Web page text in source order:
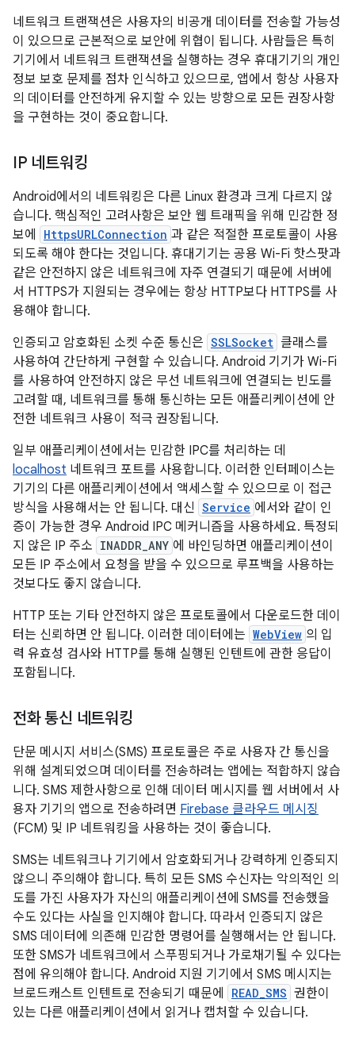
네트워크 트랜잭션은 사용자의 비공개 데이터를 전송할 가능성
이 있으므로 근본적으로 보안에 위협이 됩니다. 사람들은 특히
기기에서 네트워크 트랜잭션을 실행하는 경우 휴대기기의 개인
정보 보호 문제를 점차 인식하고 있으므로, 앱에서 항상 사용자
의 데이터를 안전하게 유지할 수 있는 방향으로 모든 권장사항
을 구현하는 것이 중요합니다.
IP 네트워킹
Android에서의 네트워킹은 다른 Linux 환경과 크게 다르지 않
습니다. 핵심적인 고려사항은 보안 웹 트래픽을 위해 민감한 정
보에
HttpsURLConnection 과 같은 적절한 프로토콜이 사용
되도록 해야 한다는 것입니다. 휴대기기는 공용 Wi-Fi 핫스팟과
같은 안전하지 않은 네트워크에 자주 연결되기 때문에 서버에
서 HTTPS가 지원되는 경우에는 항상 HTTP보다 HTTPS를 사
용해야 합니다.
인증되고 암호화된 소켓 수준 통신은 SSLSocket 클래스를
사용하여 간단하게 구현할 수 있습니다. Android 기기가 Wi-Fi
를 사용하여 안전하지 않은 무선 네트워크에 연결되는 빈도를
고려할 때, 네트워크를 통해 통신하는 모든 애플리케이션에 안
전한 네트워크 사용이 적극 권장됩니다.
일부 애플리케이션에서는 민감한 IPC를 처리하는 데
localhost 네트워크 포트를 사용합니다. 이러한 인터페이스는
기기의 다른 애플리케이션에서 액세스할 수 있으므로 이 접근
방식을 사용해서는 안 됩니다. 대신 Service 에서와 같이 인
증이 가능한 경우 Android IPC 메커니즘을 사용하세요. 특정되
지 않은 IP 주소 INADDR_ANY 에 바인딩하면 애플리케이션이
모든 IP 주소에서 요청을 받을 수 있으므로 루프백을 사용하는
것보다도 좋지 않습니다.
HTTP 또는 기타 안전하지 않은 프로토콜에서 다운로드한 데이
터는 신뢰하면 안 됩니다. 이러한 데이터에는 WebView 의 입
력 유효성 검사와 HTTP를 통해 실행된 인텐트에 관한 응답이
포함됩니다.
전화 통신 네트워킹
단문 메시지 서비스(SMS) 프로토콜은 주로 사용자 간 통신을
위해 설계되었으며 데이터를 전송하려는 앱에는 적합하지 않습
니다. SMS 제한사항으로 인해 데이터 메시지를 웹 서버에서 사
용자 기기의 앱으로 전송하려면 Firebase 클라우드 메시징
(FCM) 및 IP 네트워킹을 사용하는 것이 좋습니다.
SMS는 네트워크나 기기에서 암호화되거나 강력하게 인증되지
않으니 주의해야 합니다. 특히 모든 SMS 수신자는 악의적인 의
도를 가진 사용자가 자신의 애플리케이션에 SMS를 전송했을
수도 있다는 사실을 인지해야 합니다. 따라서 인증되지 않은
SMS 데이터에 의존해 민감한 명령어를 실행해서는 안 됩니다.
또한 SMS가 네트워크에서 스푸핑되거나 가로채기될 수 있다는
점에 유의해야 합니다. Android 지원 기기에서 SMS 메시지는
브로드캐스트 인텐트로 전송되기 때문에
READ_SMS 권한이
있는 다른 애플리케이션에서 읽거나 캡처할 수 있습니다.